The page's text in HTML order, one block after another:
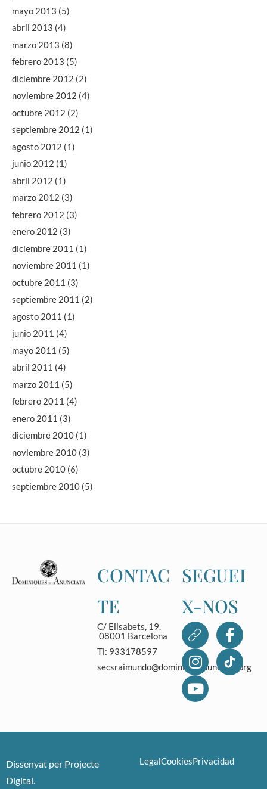
mayo 2013 (5)
abril 2013 (4)
marzo 2013 (8)
febrero 2013 (5)
diciembre 2012 (2)
noviembre 2012 (4)
octubre 2012 (2)
septiembre 2012 (1)
agosto 2012 (1)
junio 2012 (1)
abril 2012 (1)
marzo 2012 (3)
febrero 2012 (3)
enero 2012 (3)
diciembre 2011 (1)
noviembre 2011 (1)
octubre 2011 (3)
septiembre 2011 (2)
agosto 2011 (1)
junio 2011 (4)
mayo 2011 (5)
abril 2011 (4)
marzo 2011 (5)
febrero 2011 (4)
enero 2011 (3)
diciembre 2010 (1)
noviembre 2010 (3)
octubre 2010 (6)
septiembre 2010 (5)
CONTAC
TE
C/ Elisabets, 19.
08001 Barcelona
Tl: 933178597
secsraimundo@dominicasanunciata.org
SEGUEI
X-NOS
Dissenyat per Projecte
Digital.
LegalCookiesPrivacidad